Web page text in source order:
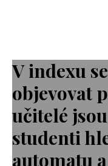
V indexu
objevovat
učitelé
studenti
automatu